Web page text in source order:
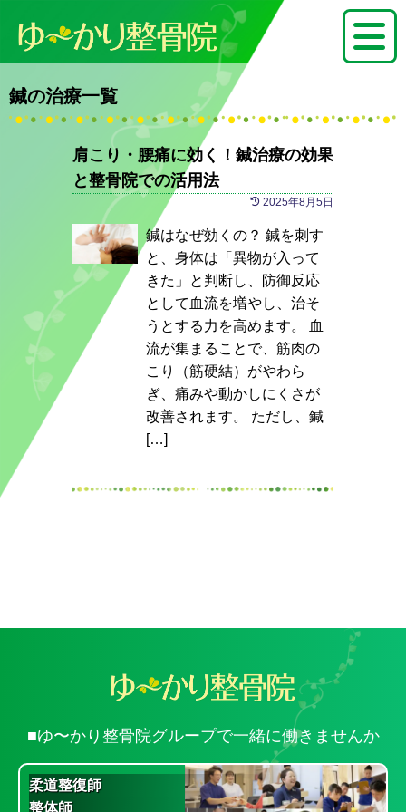
鍼の治療一覧
肩こり・腰痛に効く！鍼治療の効果
と整骨院での活用法
2025年8月5日
鍼はなぜ効くの？ 鍼を刺す
と、身体は「異物が入って
きた」と判断し、防御反応
として血流を増やし、治そ
うとする力を高めます。 血
流が集まることで、筋肉の
こり（筋硬結）がやわら
ぎ、痛みや動かしにくさが
改善されます。 ただし、鍼
[…]
■ゆ〜かり整骨院グループで一緒に働きませんか
柔道整復師
整体師